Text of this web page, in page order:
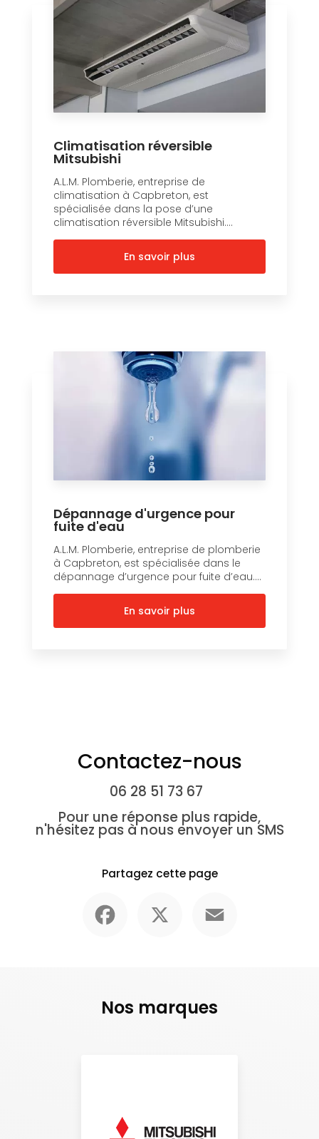
Climatisation réversible
Mitsubishi
A.L.M. Plomberie, entreprise de
climatisation à Capbreton, est
spécialisée dans la pose d’une
climatisation réversible Mitsubishi....
En savoir plus
Dépannage d'urgence pour
fuite d'eau
A.L.M. Plomberie, entreprise de plomberie
à Capbreton, est spécialisée dans le
dépannage d’urgence pour fuite d’eau....
En savoir plus
Contactez-nous
06 28 51 73 67
Pour une réponse plus rapide,
n'hésitez pas à nous envoyer un SMS
Partagez cette page
Nos marques